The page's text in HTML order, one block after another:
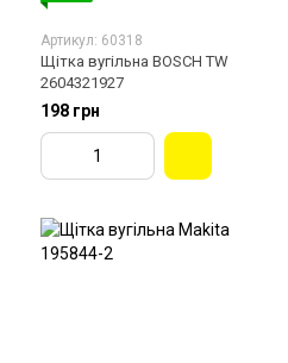
Артикул: 60318
Щітка вугільна BOSCH TW
2604321927
198 грн